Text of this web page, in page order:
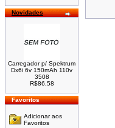
Novidades
Carregador p/ Spektrum
Dx6i 6v 150mAh 110v
3508
R$86,58
Favoritos
Adicionar aos
Favoritos